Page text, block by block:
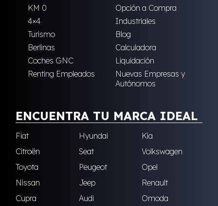
KM 0
Opción a Compra
4×4
Industriales
Turismo
Blog
Berlinas
Calculadora
Coches GNC
Liquidación
Renting Empleados
Nuevas Empresas y
Autónomos
ENCUENTRA TU MARCA IDEAL
Fiat Hyundai
Kia
Citroën
Seat
Volkswagen
Toyota
Peugeot
Opel
Nissan
Jeep
Renault
Cupra
Audi
Omoda